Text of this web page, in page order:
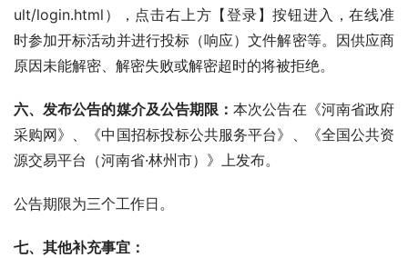
ult/login.html），点击右上方【登录】按钮进入，在线准
时参加开标活动并进行投标（响应）文件解密等。因供应商
原因未能解密、解密失败或解密超时的将被拒绝。
六、发布公告的媒介及公告期限：本次公告在《河南省政府
采购网》、《中国招标投标公共服务平台》、《全国公共资
源交易平台（河南省·林州市）》上发布。
公告期限为三个工作日。
七、其他补充事宜：